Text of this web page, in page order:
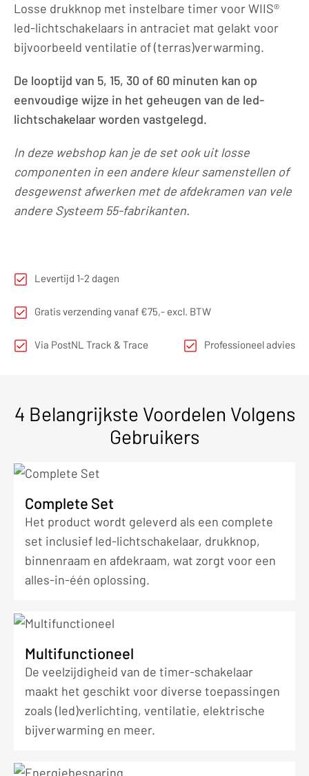
|
timer
voor
schakelaar
7016
Losse drukknop met instelbare timer voor WIIS®
led-lichtschakelaars in antraciet mat gelakt voor
bijvoorbeeld ventilatie of (terras)verwarming.
De looptijd van 5, 15, 30 of 60 minuten kan op
eenvoudige wijze in het geheugen van de led-
lichtschakelaar worden vastgelegd.
In deze webshop kan je de set ook uit losse
componenten in een andere kleur samenstellen of
desgewenst afwerken met de afdekramen van vele
andere Systeem 55-fabrikanten.
Levertijd 1-2 dagen
Gratis verzending vanaf €75,- excl. BTW
Via PostNL Track & Trace Professioneel advies
4 Belangrijkste Voordelen Volgens
Gebruikers
Complete Set
Het product wordt geleverd als een complete
set inclusief led-lichtschakelaar, drukknop,
binnenraam en afdekraam, wat zorgt voor een
alles-in-één oplossing.
Multifunctioneel
De veelzijdigheid van de timer-schakelaar
maakt het geschikt voor diverse toepassingen
zoals (led)verlichting, ventilatie, elektrische
bijverwarming en meer.